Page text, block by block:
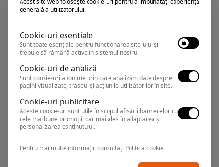
Predeal
Rezervari si informatii
Hotel
Rezervari si informatii
generală a utilizatorului.
Cookie-uri esentiale
Sunt toate esențiale pentru funcționarea site-ului și
trebuie să rămână active în sistemul nostru.
Cookie-uri de analiză
Sunt cookie-uri anonime prin care analizăm date despre
pagini vizualizate, traseul și acțiunile utilizatorilor în site.
Cookie-uri publicitare
Aceste cookie-uri sunt utile în scopul afișării bannerelor cu
cele mai bune promoții, dar mai ales în adaptarea și
personalizarea conținutului.
Pentru mai multe informații, consultați Politica cookie